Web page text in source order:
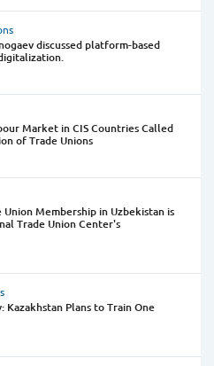
discussed platform-based
Market in CIS Countries Called
of Trade Unions
Membership in Uzbekistan is
Trade Union Center's
Plans to Train One